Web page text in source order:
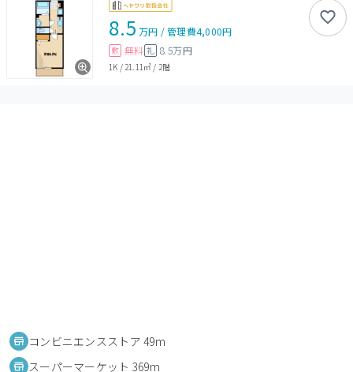
8.5 万円 /管理費4,000円
敷 無料 礼 8.5万円
1K /21.11㎡ / 2階
コンビニエンスストア 49m
スーパーマーケット 369m